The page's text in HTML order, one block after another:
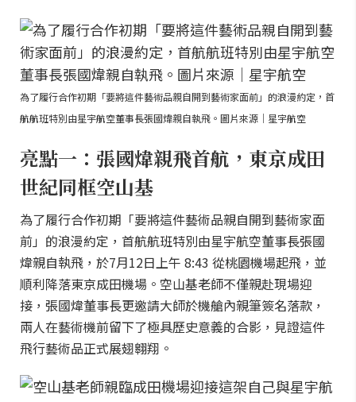
為了履行合作初期「要將這件藝術品親自開到藝術家面前」的浪漫約定，首
航航班特別由星宇航空董事長張國煒親自執飛。圖片來源｜星宇航空
亮點一：張國煒親飛首航，東京成田
世紀同框空山基
為了履行合作初期「要將這件藝術品親自開到藝術家面
前」的浪漫約定，首航航班特別由星宇航空董事長張國
煒親自執飛，於7月12日上午 8:43 從桃園機場起飛，並
順利降落東京成田機場。空山基老師不僅親赴現場迎
接，張國煒董事長更邀請大師於機艙內親筆簽名落款，
兩人在藝術機前留下了極具歷史意義的合影，見證這件
飛行藝術品正式展翅翱翔。